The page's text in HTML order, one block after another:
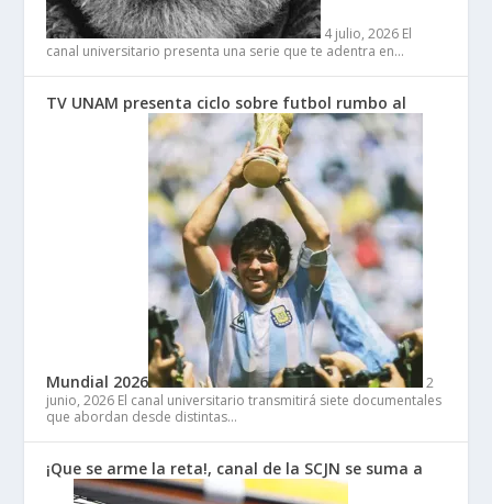
4 julio, 2026 El
canal universitario presenta una serie que te adentra en…
TV UNAM presenta ciclo sobre futbol rumbo al
Mundial 2026
2
junio, 2026 El canal universitario transmitirá siete documentales
que abordan desde distintas…
¡Que se arme la reta!, canal de la SCJN se suma a